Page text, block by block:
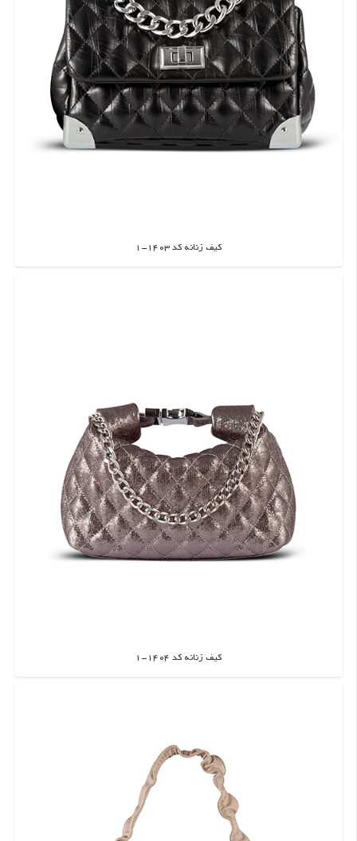
کیف زنانه کد 1403-1
اطلاعات بیشتر
کیف زنانه کد 1404-1
اطلاعات بیشتر